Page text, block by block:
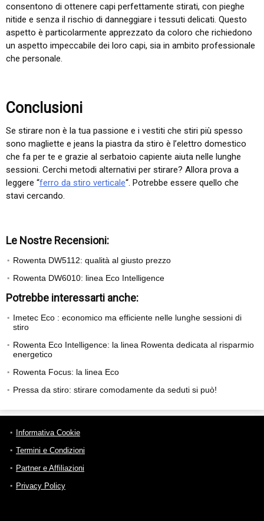
consentono di ottenere capi perfettamente stirati, con pieghe
nitide e senza il rischio di danneggiare i tessuti delicati. Questo
aspetto è particolarmente apprezzato da coloro che richiedono
un aspetto impeccabile dei loro capi, sia in ambito professionale
che personal​​e.
Conclusioni
Se stirare non è la tua passione e i vestiti che stiri più spesso
sono magliette e jeans la piastra da stiro è l’elettro domestico
che fa per te e grazie al serbatoio capiente aiuta nelle lunghe
sessioni. Cerchi metodi alternativi per stirare? Allora prova a
leggere “ferro da stiro verticale“. Potrebbe essere quello che
stavi cercando.
Le Nostre Recensioni:
Rowenta DW5112: qualità al giusto prezzo
Rowenta DW6010: linea Eco Intelligence
Potrebbe interessarti anche:
Imetec Eco : economico ma efficiente nelle lunghe sessioni di
stiro
Rowenta Eco Intelligence: la linea Rowenta dedicata al risparmio
energetico
Rowenta Focus: la linea Eco
Pressa da stiro: stirare comodamente da seduti si può!
Informativa Cookie
Termini e Condizioni
Partner e Affiliazioni
Privacy Policy